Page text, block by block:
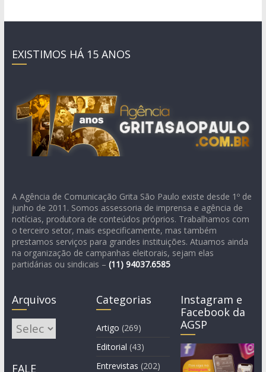
EXISTIMOS HÁ 15 ANOS
A Agência de Comunicação Grita São Paulo existe desde 1º de
junho de 2011. Somos assessoria de imprensa e agência de
notícias, produtora de conteúdos próprios. Trabalhamos com
o terceiro setor, mais especificamente, mas também
prestamos serviços para grandes instituições. Atuamos ainda
na organização de campanhas eleitorais, sejam elas
partidárias ou sindicais – (11) 94037.6585
Arquivos
Arquivos
FALE
Categorias
Artigo (269)
Editorial (43)
Entrevistas (202)
Instagram e
Facebook da
AGSP